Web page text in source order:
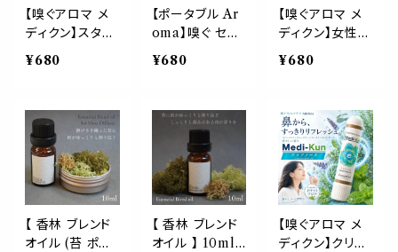
ギフト プレゼン
ト
動前 運動後 ジ
ム トレーニング
ッシュ 外出 携
ゼント
分転換 リフレッ
シュ 外出 携帯
性 ギフト プレゼ
【嗅ぐアロマ メ
ディクン】スタデ
ィ・ワーク｜ロー
マ ノーズ ヤード
ム 勉強 仕事 集
中 会議 記憶 花
粉 スッキリ 受験
運転 日本製 母
父 ギフト プレゼ
ント
¥680
【ポータブル Ar
oma】嗅ぐ セル
フケア《冷感・目
ト 覚醒 スッキリ
夏 冷房 リフレッ
シュ 運転 呼吸
勉強 受験 仕事
営業 家事 スト
レス 脳 鼻 アロ
マ ノーズ ヤード
ム 母 父 誕生日
¥680
【嗅ぐアロマ メ
ディクン】女性バ
ランス｜クラリセ
クル やさしい花
の香り ポータブ
ルアロマ ノーズ
ヤードム ゆらぎ
気分転換 リラッ
クス おやすみ
癒し 外出 携帯
日本製 女性 誕
¥680
【 香林 ブレンド
オイル (苔 ポプ
【 香林 ブレンド
オイル 】 10ml
【嗅ぐアロマ メ
ディクン】クリア